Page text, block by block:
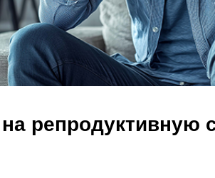
репродуктивную